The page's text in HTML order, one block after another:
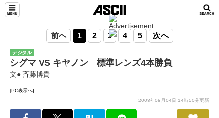
前へ 1 2 3 4 5 次へ
デジタル
シグマ VS キヤノン 標準レンズ4本勝負
文● 斉藤博貴
[PC表示へ]
2008年08月04日 14時50分更新